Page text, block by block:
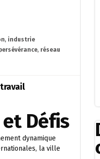
, industrie
, réseau
Défis
dynamique
la ville